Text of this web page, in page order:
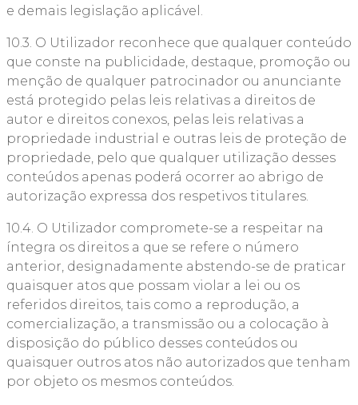
e demais legislação aplicável.
10.3. O Utilizador reconhece que qualquer conteúdo
que conste na publicidade, destaque, promoção ou
menção de qualquer patrocinador ou anunciante
está protegido pelas leis relativas a direitos de
autor e direitos conexos, pelas leis relativas a
propriedade industrial e outras leis de proteção de
propriedade, pelo que qualquer utilização desses
conteúdos apenas poderá ocorrer ao abrigo de
autorização expressa dos respetivos titulares.
10.4. O Utilizador compromete-se a respeitar na
íntegra os direitos a que se refere o número
anterior, designadamente abstendo-se de praticar
quaisquer atos que possam violar a lei ou os
referidos direitos, tais como a reprodução, a
comercialização, a transmissão ou a colocação à
disposição do público desses conteúdos ou
quaisquer outros atos não autorizados que tenham
por objeto os mesmos conteúdos.